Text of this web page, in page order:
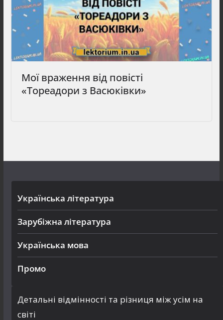
Мої враження від повісті
«Тореадори з Васюківки»
Українська література
Зарубіжна література
Українська мова
Промо
Детальні відмінності та різниця між усім на
світі